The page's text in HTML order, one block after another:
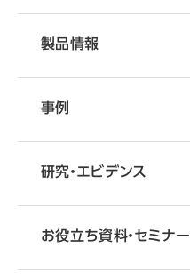
製品情報
事例
研究・エビデンス
お役立ち資料・セミナー